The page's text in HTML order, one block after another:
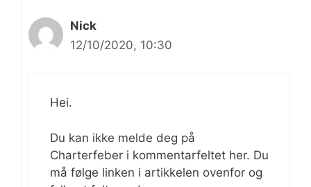
Nick
12/10/2020, 10:30
Hei.
Du kan ikke melde deg på
Charterfeber i kommentarfeltet her. Du
må følge linken i artikkelen ovenfor og